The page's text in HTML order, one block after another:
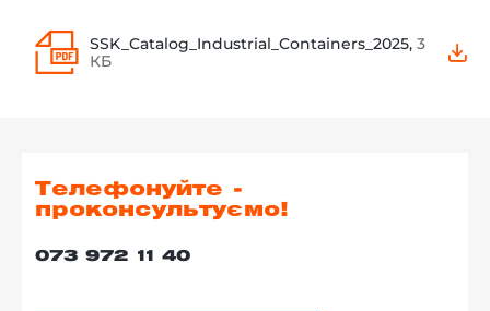
SSK_Catalog_Industrial_Containers_2025, 3
КБ
Телефонуйте -
проконсультуємо!
073 972 11 40